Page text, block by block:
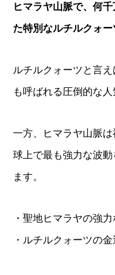
ヒマラヤ山脈で、何
た特別なルチルクォー
ルチルクォーツと言
も呼ばれる圧倒的な人
一方、ヒマラヤ山脈
球上で最も強力な波
ます。
・聖地ヒマラヤの強
・ルチルクォーツの